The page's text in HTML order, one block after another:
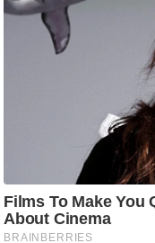
क्नॉ
श
न
घ